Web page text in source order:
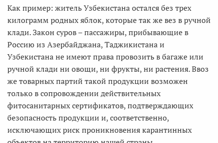
Как пример: житель Узбекистана остался без трех
килограмм родных яблок, которые так же вез в ручной
клади. Закон суров – пассажиры, прибывающие в
Россию из Азербайджана, Таджикистана и
Узбекистана не имеют права провозить в багаже или
ручной клади ни овощи, ни фрукты, ни растения. Ввоз
же товарных партий такой продукции возможен
только в сопровождении действительных
фитосанитарных сертификатов, подтверждающих
безопасность продукции и, соответственно,
исключающих риск проникновения карантинных